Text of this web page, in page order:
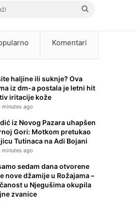
Komentari
haljine ili suknje? Ova
iz dm-a postala je letni hit
iritacije kože
minutes ago
iz Novog Pazara uhapšen
Gori: Motkom pretukao
Tutinaca na Adi Bojani
minutes ago
sedam dana otvorene
nove džamije u Rožajama –
u Njegušima okupila
zvanice